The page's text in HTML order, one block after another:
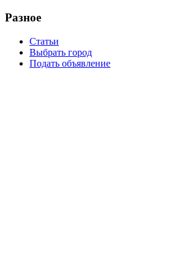
Разное
Статьи
Выбрать город
Подать объявление